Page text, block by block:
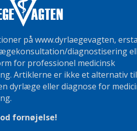
på www.dyrlaegevagten,
diagnostisering
for professionel medicinsk
Artiklerne er ikke et alternativ
dyrlæge eller diagnose for
fornøjelse!